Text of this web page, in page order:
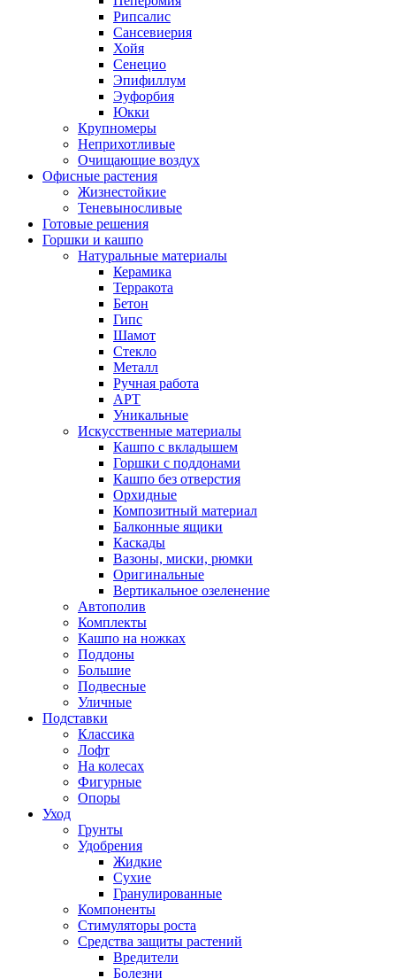
Рипсалис
Сансевиерия
Хойя
Сенецио
Эпифиллум
Эуфорбия
Юкки
Крупномеры
Неприхотливые
Очищающие воздух
Офисные растения
Жизнестойкие
Теневыносливые
Готовые решения
Горшки и кашпо
Натуральные материалы
Керамика
Терракота
Бетон
Гипс
Шамот
Стекло
Металл
Ручная работа
АРТ
Уникальные
Искусственные материалы
Кашпо с вкладышем
Горшки с поддонами
Кашпо без отверстия
Орхидные
Композитный материал
Балконные ящики
Каскады
Вазоны, миски, рюмки
Оригинальные
Вертикальное озеленение
Автополив
Комплекты
Кашпо на ножках
Поддоны
Большие
Подвесные
Уличные
Подставки
Классика
Лофт
На колесах
Фигурные
Опоры
Уход
Грунты
Удобрения
Жидкие
Сухие
Гранулированные
Компоненты
Стимуляторы роста
Средства защиты растений
Вредители
Болезни